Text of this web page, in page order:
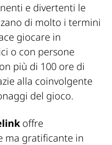
e divertenti le
di molto i termini
giocare in
o con persone
più di 100 ore di
alla coinvolgente
del gioco.
offre
ma gratificante in